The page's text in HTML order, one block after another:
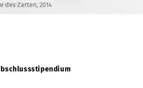
des Zarten, 2014